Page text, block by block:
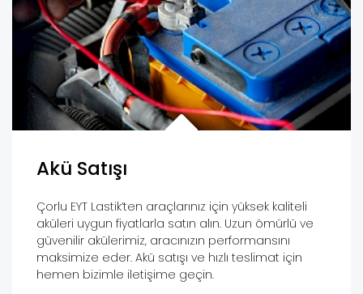
Akü Satışı
Çorlu EYT Lastik’ten araçlarınız için yüksek kaliteli
aküleri uygun fiyatlarla satın alın. Uzun ömürlü ve
güvenilir akülerimiz, aracınızın performansını
maksimize eder. Akü satışı ve hızlı teslimat için
hemen bizimle iletişime geçin.